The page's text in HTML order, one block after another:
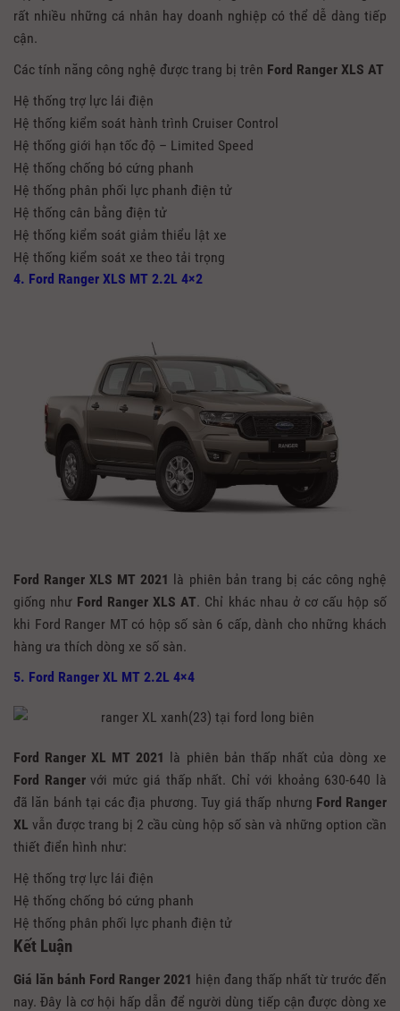
rất nhiều những cá nhân hay doanh nghiệp có thể dễ dàng tiếp
cận.
Các tính năng công nghệ được trang bị trên Ford Ranger XLS AT
Hệ thống trợ lực lái điện
Hệ thống kiểm soát hành trình Cruiser Control
Hệ thống giới hạn tốc độ – Limited Speed
Hệ thống chống bó cứng phanh
Hệ thống phân phối lực phanh điện tử
Hệ thống cân bằng điện tử
Hệ thống kiểm soát giảm thiểu lật xe
Hệ thống kiểm soát xe theo tải trọng
4. Ford Ranger XLS MT 2.2L 4×2
Ford Ranger XLS MT 2021 là phiên bản trang bị các công nghệ
giống như Ford Ranger XLS AT. Chỉ khác nhau ở cơ cấu hộp số
khi Ford Ranger MT có hộp số sàn 6 cấp, dành cho những khách
hàng ưa thích dòng xe số sàn.
5. Ford Ranger XL MT 2.2L 4×4
Ford Ranger XL MT 2021 là phiên bản thấp nhất của dòng xe
Ford Rangervới mức giá thấp nhất. Chỉ với khoảng 630-640 là
đã lăn bánh tại các địa phương. Tuy giá thấp nhưng Ford Ranger
XL vẫn được trang bị 2 cầu cùng hộp số sàn và những option cần
thiết điển hình như:
Hệ thống trợ lực lái điện
Hệ thống chống bó cứng phanh
Hệ thống phân phối lực phanh điện tử
Kết Luận
Giá lăn bánh Ford Ranger 2021 hiện đang thấp nhất từ trước đến
nay. Đây là cơ hội hấp dẫn để người dùng tiếp cận được dòng xe